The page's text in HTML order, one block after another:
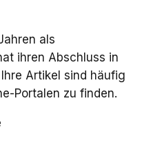
als
ihren Abschluss in
Artikel sind häufig
Portalen zu finden.